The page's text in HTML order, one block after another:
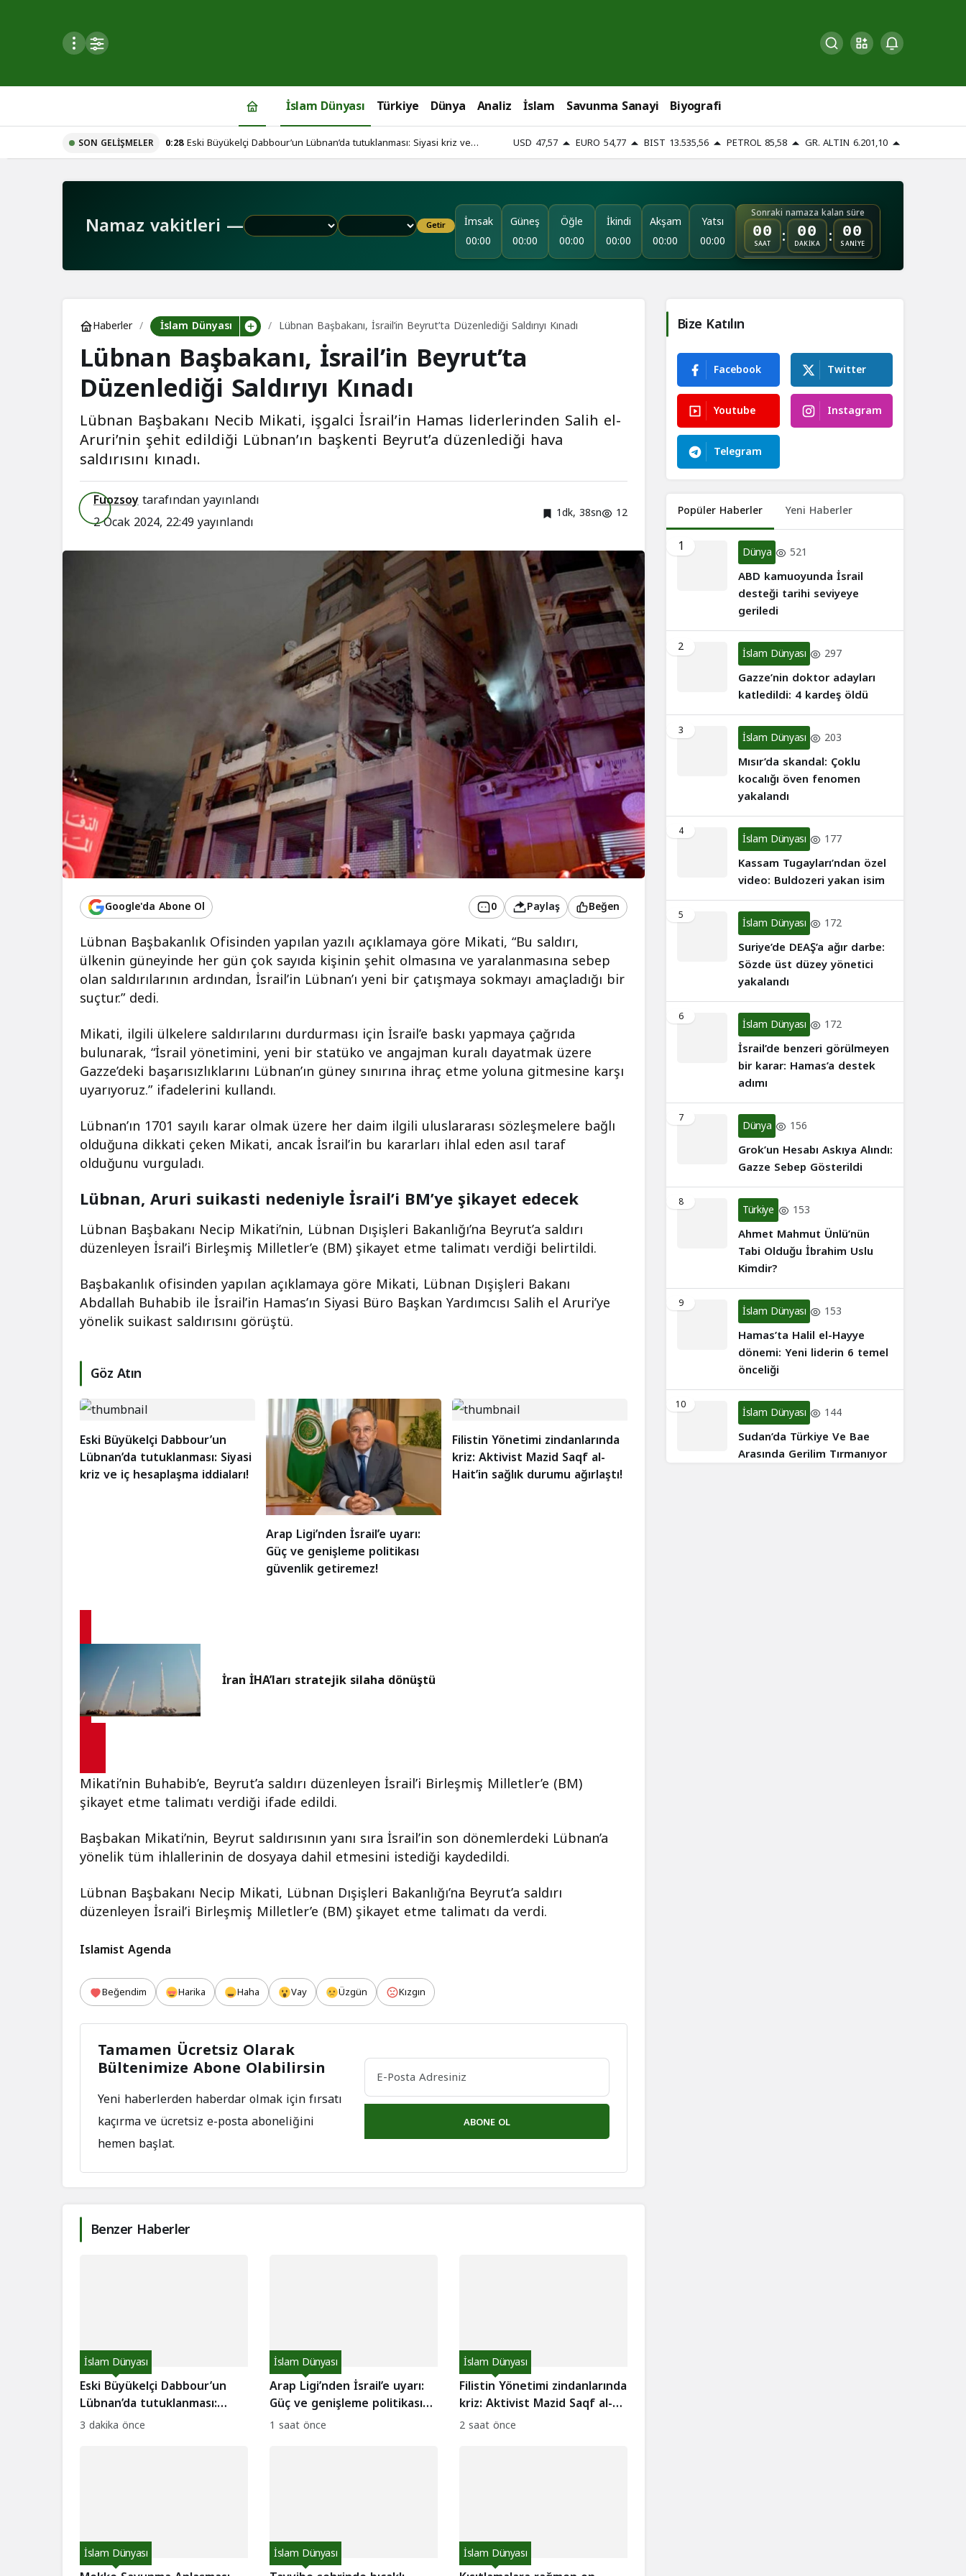
Mod
İslam Dünyası Türkiye Dünya Analiz İslam Savunma Sanayi Biyografi
SON GELIŞMELER 0:28 Eski Büyükelçi Dabbour’un Lübnan’da tutuklanması: Siyasi kriz ve
USD 47,57 EURO 54,77 BIST 13.535,56 PETROL 85,58 GR. ALTIN 6.201,10
Namaz vakitleri — Getir
İmsak
00:00
Güneş
00:00
Öğle
00:00
İkindi
00:00
Akşam
00:00
Yatsı
00:00
Sonraki namaza kalan süre
00
SAAT : 00
DAKİKA : 00
SANİYE
Haberler İslam Dünyası Lübnan Başbakanı, İsrail’in Beyrut’ta Düzenlediği Saldırıyı Kınadı
Lübnan Başbakanı, İsrail’in Beyrut’ta
Düzenlediği Saldırıyı Kınadı
Lübnan Başbakanı Necib Mikati, işgalci İsrail’in Hamas liderlerinden Salih el-
Aruri’nin şehit edildiği Lübnan’ın başkenti Beyrut’a düzenlediği hava
saldırısını kınadı.
Fuozsoytarafından yayınlandı
2 Ocak 2024, 22:49yayınlandı 1dk, 38sn 12
Google'da Abone Ol 0 Paylaş Beğen
Lübnan Başbakanlık Ofisinden yapılan yazılı açıklamaya göre Mikati, “Bu saldırı,
ülkenin güneyinde her gün çok sayıda kişinin şehit olmasına ve yaralanmasına sebep
olan saldırılarının ardından, İsrail’in Lübnan’ı yeni bir çatışmaya sokmayı amaçladığı bir
suçtur.” dedi.
Mikati, ilgili ülkelere saldırılarını durdurması için İsrail’e baskı yapmaya çağrıda
bulunarak, “İsrail yönetimini, yeni bir statüko ve angajman kuralı dayatmak üzere
Gazze’deki başarısızlıklarını Lübnan’ın güney sınırına ihraç etme yoluna gitmesine karşı
uyarıyoruz.” ifadelerini kullandı.
Lübnan’ın 1701 sayılı karar olmak üzere her daim ilgili uluslararası sözleşmelere bağlı
olduğuna dikkati çeken Mikati, ancak İsrail’in bu kararları ihlal eden asıl taraf
olduğunu vurguladı.
Lübnan, Aruri suikasti nedeniyle İsrail’i BM’ye şikayet edecek
Lübnan Başbakanı Necip Mikati’nin, Lübnan Dışişleri Bakanlığı’na Beyrut’a saldırı
düzenleyen İsrail’i Birleşmiş Milletler’e (BM) şikayet etme talimatı verdiği belirtildi.
Başbakanlık ofisinden yapılan açıklamaya göre Mikati, Lübnan Dışişleri Bakanı
Abdallah Buhabib ile İsrail’in Hamas’ın Siyasi Büro Başkan Yardımcısı Salih el Aruri’ye
yönelik suikast saldırısını görüştü.
Göz Atın
Eski Büyükelçi Dabbour’un
Lübnan’da tutuklanması: Siyasi
kriz ve iç hesaplaşma iddiaları!
Arap Ligi’nden İsrail’e uyarı:
Güç ve genişleme politikası
güvenlik getiremez!
Filistin Yönetimi zindanlarında
kriz: Aktivist Mazid Saqf al-
Hait’in sağlık durumu ağırlaştı!
İran İHA’ları stratejik silaha dönüştü
Mikati’nin Buhabib’e, Beyrut’a saldırı düzenleyen İsrail’i Birleşmiş Milletler’e (BM)
şikayet etme talimatı verdiği ifade edildi.
Başbakan Mikati’nin, Beyrut saldırısının yanı sıra İsrail’in son dönemlerdeki Lübnan’a
yönelik tüm ihlallerinin de dosyaya dahil etmesini istediği kaydedildi.
Lübnan Başbakanı Necip Mikati, Lübnan Dışişleri Bakanlığı’na Beyrut’a saldırı
düzenleyen İsrail’i Birleşmiş Milletler’e (BM) şikayet etme talimatı da verdi.
Islamist Agenda
Beğendim Harika Haha Vay Üzgün Kızgın
Tamamen Ücretsiz Olarak
Bültenimize Abone Olabilirsin
Yeni haberlerden haberdar olmak için fırsatı
kaçırma ve ücretsiz e-posta aboneliğini
hemen başlat.
ABONE OL
Benzer Haberler
Eski Büyükelçi Dabbour’un
Lübnan’da tutuklanması:
Siyasi kriz ve iç hesaplaşma
İslam Dünyası
3 dakika önce
Arap Ligi’nden İsrail’e uyarı:
Güç ve genişleme politikası
güvenlik getiremez!
İslam Dünyası
1 saat önce
Filistin Yönetimi zindanlarında
kriz: Aktivist Mazid Saqf al-
Hait’in sağlık durumu
İslam Dünyası
2 saat önce
İslam Dünyası İslam Dünyası İslam Dünyası
Bize Katılın
Facebook Twitter
Youtube Instagram
Telegram
Popüler Haberler Yeni Haberler
1 Dünya 521
ABD kamuoyunda İsrail
desteği tarihi seviyeye
geriledi
2 İslam Dünyası 297
Gazze’nin doktor adayları
katledildi: 4 kardeş öldü
3 İslam Dünyası 203
Mısır’da skandal: Çoklu
kocalığı öven fenomen
yakalandı
4 İslam Dünyası 177
Kassam Tugayları’ndan özel
video: Buldozeri yakan isim
5 İslam Dünyası 172
Suriye’de DEAŞ’a ağır darbe:
Sözde üst düzey yönetici
yakalandı
6 İslam Dünyası 172
İsrail’de benzeri görülmeyen
bir karar: Hamas’a destek
adımı
7 Dünya 156
Grok’un Hesabı Askıya Alındı:
Gazze Sebep Gösterildi
8 Türkiye 153
Ahmet Mahmut Ünlü’nün
Tabi Olduğu İbrahim Uslu
Kimdir?
9 İslam Dünyası 153
Hamas’ta Halil el-Hayye
dönemi: Yeni liderin 6 temel
önceliği
10 İslam Dünyası 144
Sudan’da Türkiye Ve Bae
Arasında Gerilim Tırmanıyor